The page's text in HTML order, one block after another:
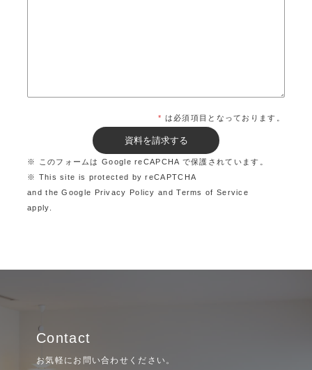
* は必須項目となっております。
※ このフォームは Google reCAPCHA で保護されています。
※ This site is protected by reCAPTCHA
and the Google
Privacy Policy andTerms of Service
apply.
Contact
お気軽にお問い合わせください。